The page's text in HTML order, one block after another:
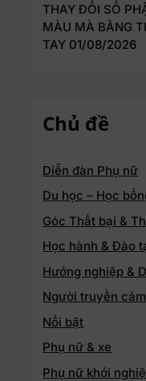
THAY ĐỔI SỐ
MÀU MÀ BẰNG
TAY 01/08/2026
Chủ đề
Diễn đàn Phụ nữ
Du học – Học
Góc Thất bại &
Học hành & Đào
Hướng nghiệp &
Người truyền
Nổi bật
Phụ nữ & xe
Phụ nữ khởi